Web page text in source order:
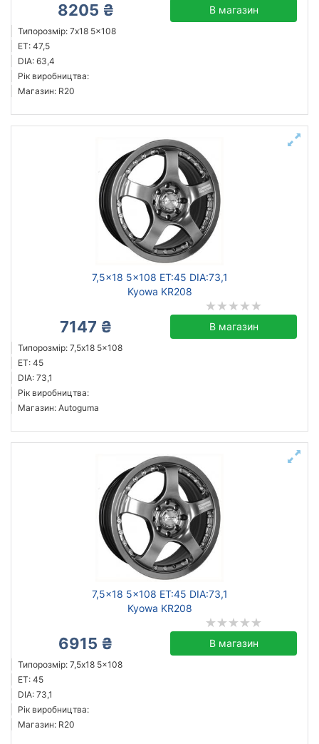
8205 ₴ В магазин
Типорозмір: 7x18 5x108
ET: 47,5
DIA: 63,4
Рік виробництва:
Магазин: R20
7,5x18 5x108 ET:45 DIA:73,1
Kyowa KR208
7147 ₴ В магазин
Типорозмір: 7,5x18 5x108
ET: 45
DIA: 73,1
Рік виробництва:
Магазин: Autoguma
7,5x18 5x108 ET:45 DIA:73,1
Kyowa KR208
6915 ₴ В магазин
Типорозмір: 7,5x18 5x108
ET: 45
DIA: 73,1
Рік виробництва:
Магазин: R20